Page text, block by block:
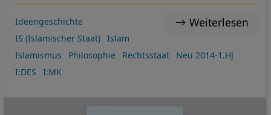
Weiterlesen
Ideengeschichte
IS (Islamischer Staat)
Islam
Islamismus
Philosophie Rechtsstaat
Neu 2014-1.HJ
I:DES
I:MK